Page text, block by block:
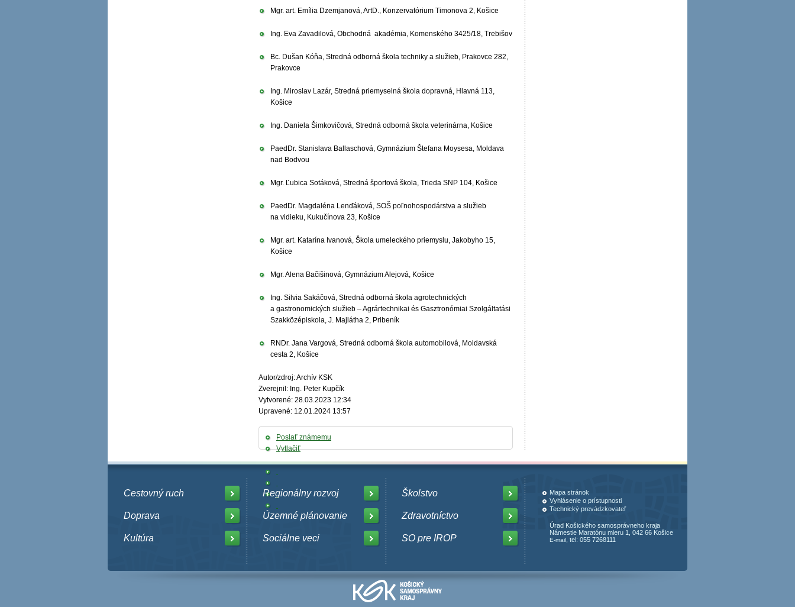
Mgr. art. Emília Dzemjanová, ArtD., Konzervatórium Timonova 2, Košice
Ing. Eva Zavadilová, Obchodná akadémia, Komenského 3425/18, Trebišov
Bc. Dušan Kóňa, Stredná odborná škola techniky a služieb, Prakovce 282,
Prakovce
Ing. Miroslav Lazár, Stredná priemyselná škola dopravná, Hlavná 113,
Košice
Ing. Daniela Šimkovičová, Stredná odborná škola veterinárna, Košice
PaedDr. Stanislava Ballaschová, Gymnázium Štefana Moysesa, Moldava
nad Bodvou
Mgr. Ľubica Sotáková, Stredná športová škola, Trieda SNP 104, Košice
PaedDr. Magdaléna Lenďáková, SOŠ poľnohospodárstva a služieb
na vidieku, Kukučínova 23, Košice
Mgr. art. Katarína Ivanová, Škola umeleckého priemyslu, Jakobyho 15,
Košice
Mgr. Alena Bačišinová, Gymnázium Alejová, Košice
Ing. Silvia Sakáčová, Stredná odborná škola agrotechnických
a gastronomických služieb – Agrártechnikai és Gasztronómiai Szolgáltatási
Szakközépiskola, J. Majlátha 2, Pribeník
RNDr. Jana Vargová, Stredná odborná škola automobilová, Moldavská
cesta 2, Košice
Autor/zdroj: Archív KSK
Zverejnil: Ing. Peter Kupčík
Vytvorené: 28.03.2023 12:34
Upravené: 12.01.2024 13:57
Poslať známemu
Vytlačiť
Cestovný ruch
Doprava
Kultúra
Regionálny rozvoj
Územné plánovanie
Sociálne veci
Školstvo
Zdravotníctvo
SO pre IROP
Mapa stránok
Vyhlásenie o prístupnosti
Technický prevádzkovateľ
Úrad Košického samosprávneho kraja
Námestie Maratónu mieru 1, 042 66 Košice
E-mail , tel: 055 7268111